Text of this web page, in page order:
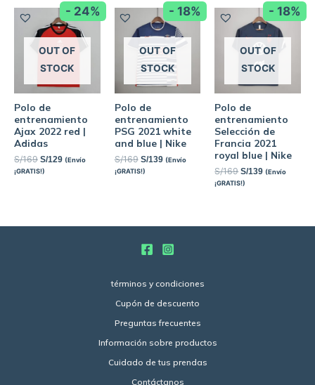
- 24%
OUT OF
STOCK
Polo de
entrenamiento
Ajax 2022 red |
Adidas
S/169 S/129 (Envío
¡GRATIS!)
- 18%
OUT OF
STOCK
Polo de
entrenamiento
PSG 2021 white
and blue | Nike
S/169 S/139 (Envío
¡GRATIS!)
- 18%
OUT OF
STOCK
Polo de
entrenamiento
Selección de
Francia 2021
royal blue | Nike
S/169 S/139 (Envío
¡GRATIS!)
términos y condiciones
Cupón de descuento
Preguntas frecuentes
Información sobre productos
Cuidado de tus prendas
Contáctanos